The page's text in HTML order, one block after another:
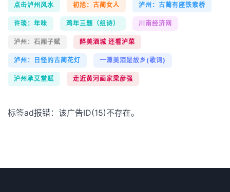
点击泸州风水 初旭：古蔺女人 泸州：古蔺有座铁索桥
许琰：年味 鸡年三题（组诗） 川南经济网
泸州：石厢子赋 醉美酒城 还看泸菜
泸州：日怪的古蔺花灯 一潭美酒是故乡(歌词)
泸州承艾堂赋 走近黄河画家梁彦强
标签ad报错：该广告ID(15)不存在。